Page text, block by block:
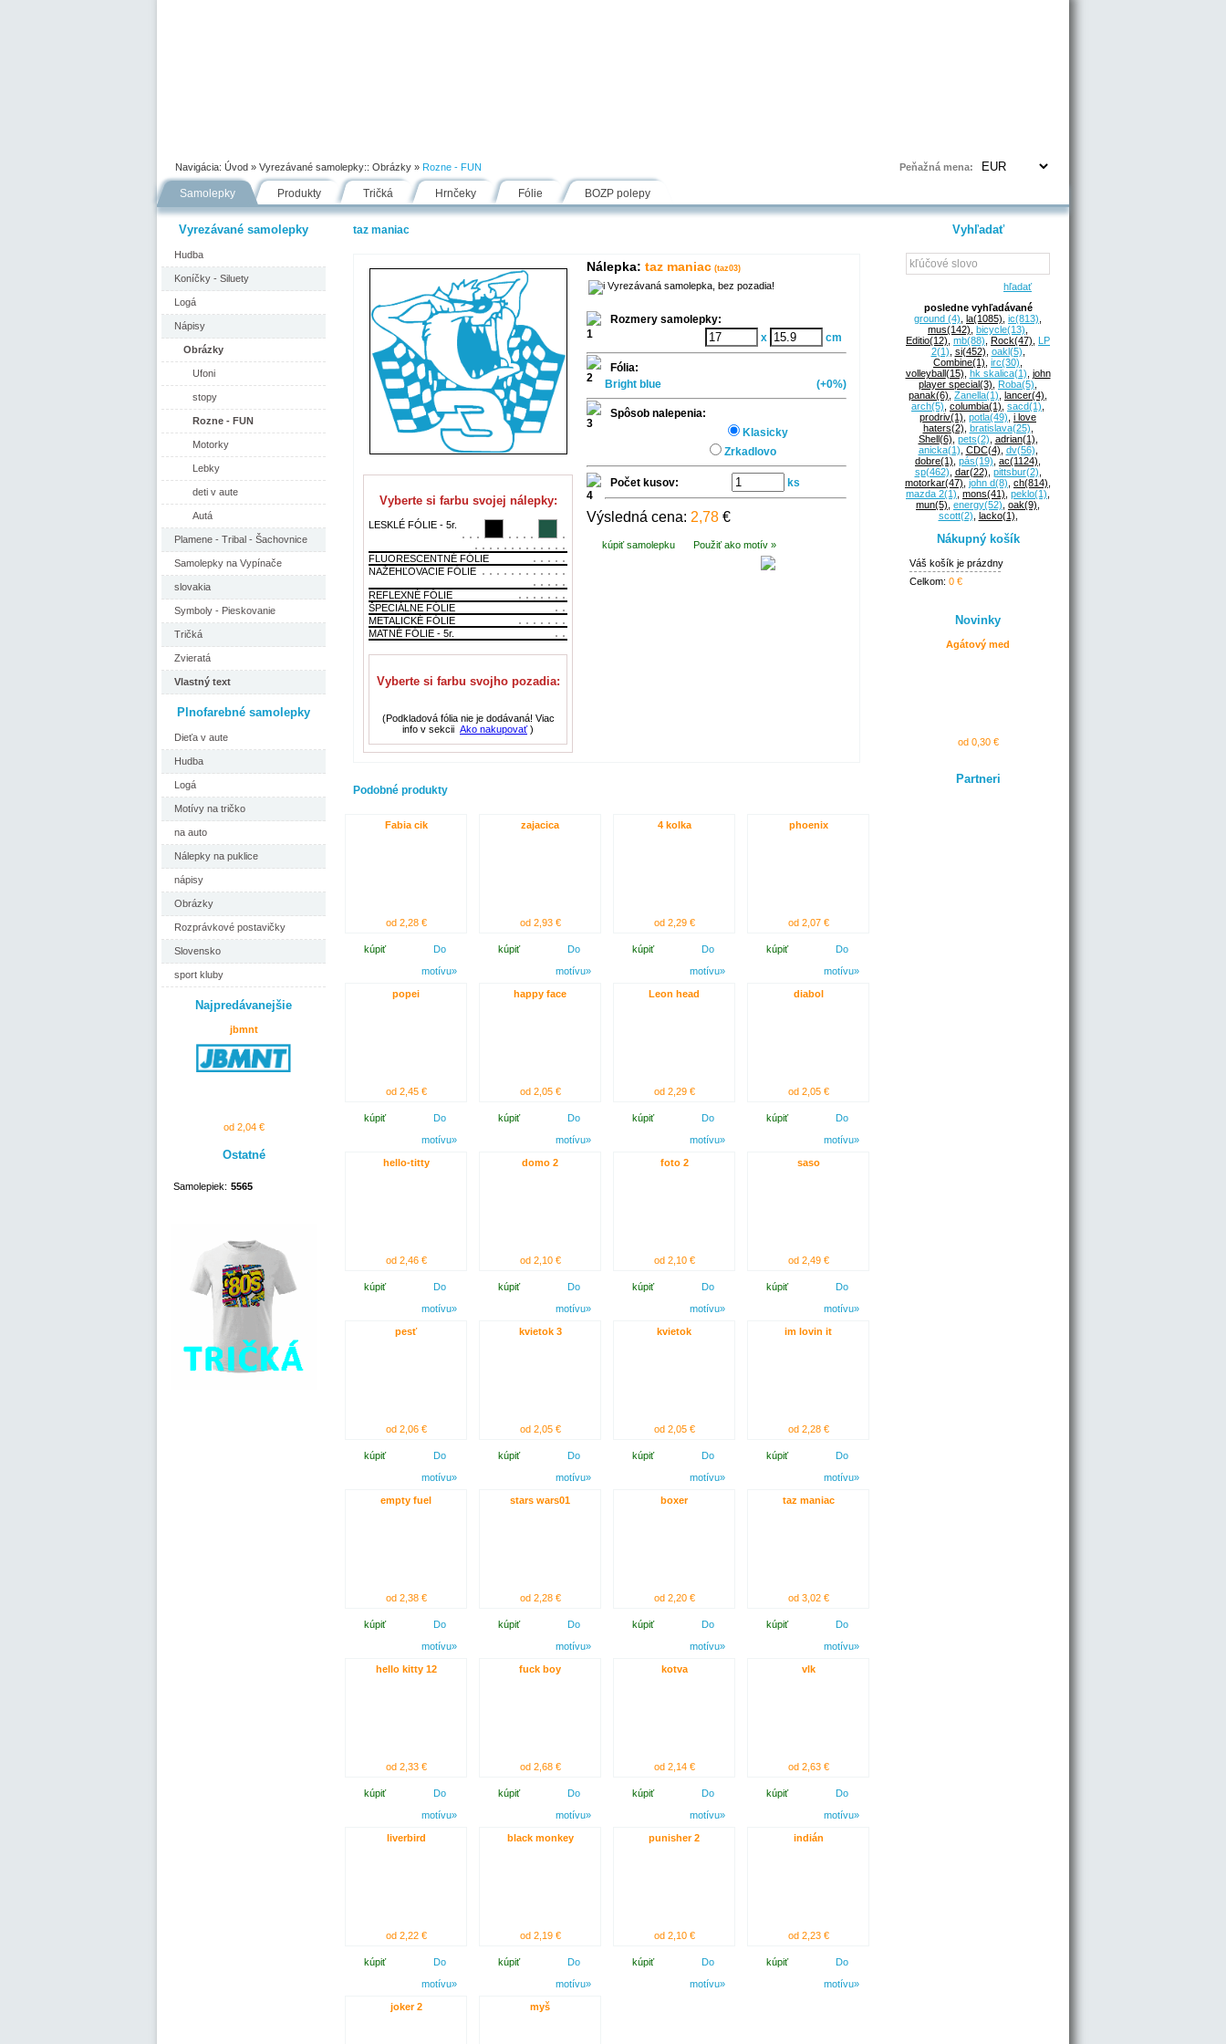
Navigácia: Úvod » Vyrezávané samolepky:: Obrázky » Rozne - FUN Peňažná mena:
Samolepky Produkty Tričká Hrnčeky Fólie BOZP polepy
Vyrezávané samolepky
Hudba
Koníčky - Siluety
Logá
Nápisy
Obrázky
Ufoni
stopy
Rozne - FUN
Motorky
Lebky
deti v aute
Autá
Plamene - Tribal - Šachovnice
Samolepky na Vypínače
slovakia
Symboly - Pieskovanie
Tričká
Zvieratá
Vlastný text
Plnofarebné samolepky
Dieťa v aute
Hudba
Logá
Motívy na tričko
na auto
Nálepky na puklice
nápisy
Obrázky
Rozprávkové postavičky
Slovensko
sport kluby
Najpredávanejšie
jbmnt
od 2,04 €
Ostatné
Samolepiek: 5565
taz maniac
Vyberte si farbu svojej nálepky:
LESKLÉ FÓLIE - 5r.
FLUORESCENTNÉ FÓLIE
NAŽEHĽOVACIE FÓLIE
REFLEXNÉ FÓLIE
ŠPECIÁLNE FÓLIE
METALICKÉ FÓLIE
MATNÉ FÓLIE - 5r.
Vyberte si farbu svojho pozadia:
(Podkladová fólia nie je dodávaná! Viac
info v sekcii Ako nakupovať )
Nálepka: taz maniac (taz03)
Vyrezávaná samolepka, bez pozadia!
Rozmery samolepky:
x
cm
Fólia:
Bright blue
(+0%)
Spôsob nalepenia:
Klasicky
Zrkadlovo
Počet kusov: ks
Výsledná cena: 2,78 €
kúpiť samolepku Použiť ako motív »
Podobné produkty
Fabia cik
od 2,28 €
kúpiť
Do
motívu»
zajacica
od 2,93 €
kúpiť
Do
motívu»
4 kolka
od 2,29 €
kúpiť
Do
motívu»
phoenix
od 2,07 €
kúpiť
Do
motívu»
popei
od 2,45 €
kúpiť
Do
motívu»
happy face
od 2,05 €
kúpiť
Do
motívu»
Leon head
od 2,29 €
kúpiť
Do
motívu»
diabol
od 2,05 €
kúpiť
Do
motívu»
hello-titty
od 2,46 €
kúpiť
Do
motívu»
domo 2
od 2,10 €
kúpiť
Do
motívu»
foto 2
od 2,10 €
kúpiť
Do
motívu»
saso
od 2,49 €
kúpiť
Do
motívu»
pesť
od 2,06 €
kúpiť
Do
motívu»
kvietok 3
od 2,05 €
kúpiť
Do
motívu»
kvietok
od 2,05 €
kúpiť
Do
motívu»
im lovin it
od 2,28 €
kúpiť
Do
motívu»
empty fuel
od 2,38 €
kúpiť
Do
motívu»
stars wars01
od 2,28 €
kúpiť
Do
motívu»
boxer
od 2,20 €
kúpiť
Do
motívu»
taz maniac
od 3,02 €
kúpiť
Do
motívu»
hello kitty 12
od 2,33 €
kúpiť
Do
motívu»
fuck boy
od 2,68 €
kúpiť
Do
motívu»
kotva
od 2,14 €
kúpiť
Do
motívu»
vlk
od 2,63 €
kúpiť
Do
motívu»
liverbird
od 2,22 €
kúpiť
Do
motívu»
black monkey
od 2,19 €
kúpiť
Do
motívu»
punisher 2
od 2,10 €
kúpiť
Do
motívu»
indián
od 2,23 €
kúpiť
Do
motívu»
joker 2 myš
Vyhľadať
hľadať
posledne vyhľadávané
ground (4) la(1085) ic(813)
mus(142) bicycle(13)
Editio(12) mb(88) Rock(47)
LP
2(1) si(452) oakl(5)
Combine(1) irc(30)
volleyball(15) hk skalica(1) john
player special(3) Roba(5)
panak(6) Zanella(1) lancer(4)
arch(5) columbia(1) sacd(1)
prodriv(1) potla(49) i love
haters(2) bratislava(25)
Shell(6) pets(2) adrian(1)
anicka(1) CDC(4) dv(56)
dobre(1) pás(19) ac(1124)
sp(462) dar(22) pittsbur(2)
motorkar(47) john d(8) ch(814)
mazda 2(1) mons(41) peklo(1)
mun(5) energy(52) oak(9)
scott(2) lacko(1)
Nákupný košík
Váš košík je prázdny
Celkom: 0 €
Novinky
Agátový med
od 0,30 €
Partneri